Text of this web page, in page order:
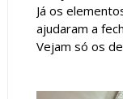
Já os
ajudaram a
Vejam só os